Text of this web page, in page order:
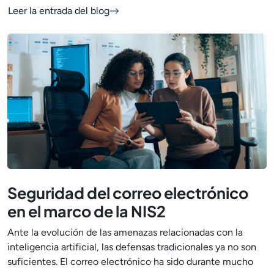
Leer la entrada del blog
Seguridad del correo electrónico
en el marco de la NIS2
Ante la evolución de las amenazas relacionadas con la
inteligencia artificial, las defensas tradicionales ya no son
suficientes. El correo electrónico ha sido durante mucho